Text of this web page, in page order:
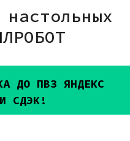
ДО ПВЗ ЯНДЕКС
СДЭК!